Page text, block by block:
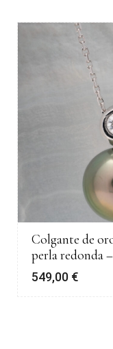
Colgante de
perla redonda
549,00 €